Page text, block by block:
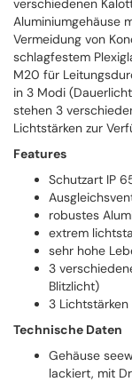
verschiedenen
Aluminiumgehäuse
Vermeidung von
schlagfestem
M20 für
in 3 Modi
stehen 3
Lichtstärken zur
Features
Schutzart IP
robustes
extrem
sehr hohe
3
Blitzlicht)
3
Technische Daten
Gehäuse
lackiert, mit